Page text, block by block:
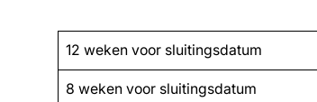
12 weken voor sluitingsdatum
8 weken voor sluitingsdatum